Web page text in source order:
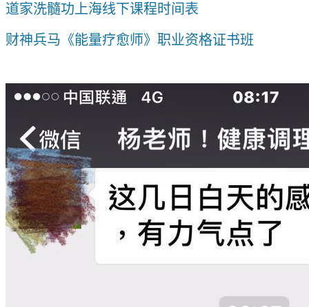
道家洗髓功上海线下课程时间表
财神兵马《能量疗愈师》职业资格证书班